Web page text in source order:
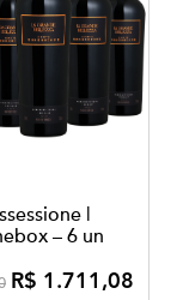
|
– 6 un
R$ 1.711,08